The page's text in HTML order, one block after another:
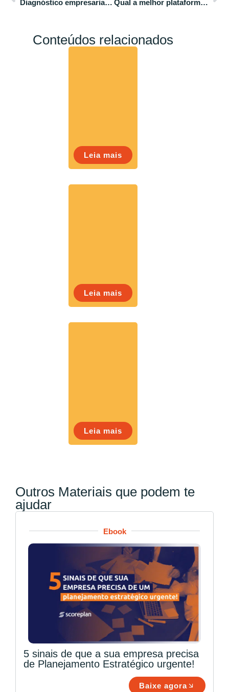
Diagnóstico empresarial: 5 passos para entender a situação da sua empresa Qual a melhor plataforma para Fluxo de Caixa?
Conteúdos relacionados
Leia mais
Leia mais
Leia mais
Outros Materiais que podem te
ajudar
Ebook
5 sinais de que a sua empresa precisa
de Planejamento Estratégico urgente!
Baixe agora